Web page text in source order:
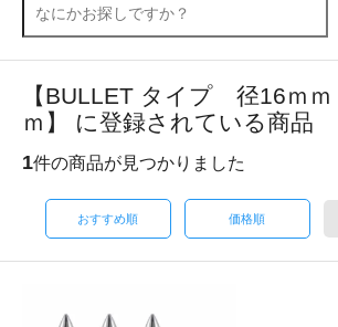
【BULLET タイプ 径16ｍ
ｍ】 に登録されている商品
1件の商品が見つかりました
おすすめ順 価格順